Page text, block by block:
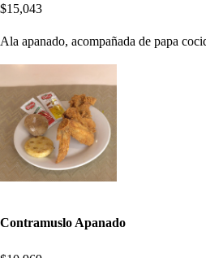
$15,043
Ala apanado, acompañada de papa
Contramuslo Apanado